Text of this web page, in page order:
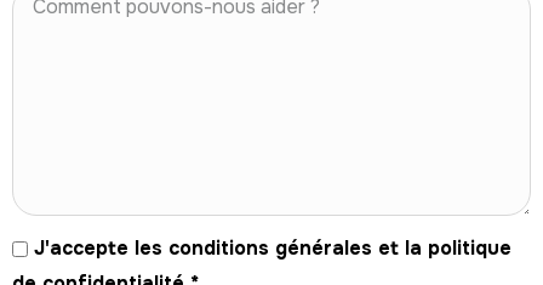
J'accepte les conditions générales et la politique